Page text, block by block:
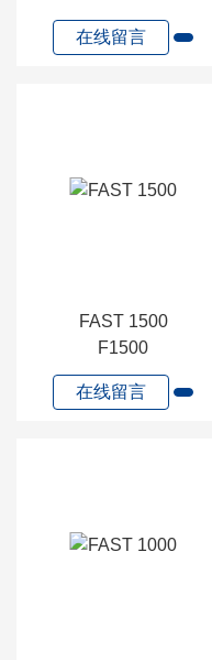
在线留言
FAST 1500
F1500
在线留言